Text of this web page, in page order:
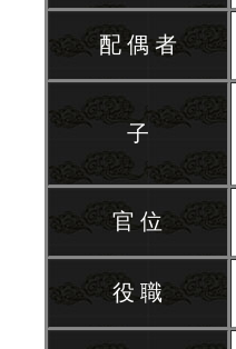
配 偶 者
子
官 位
役 職